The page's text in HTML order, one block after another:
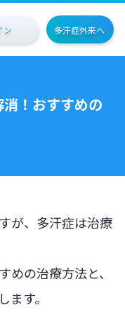
ン 多汗症外来へ
！おすすめの
が、多汗症は治療
の治療方法と、
す。